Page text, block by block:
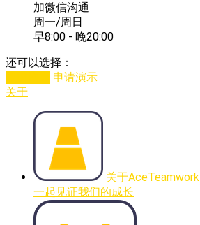
加微信沟通
周一/周日
早8:00 - 晚20:00
还可以选择：
申请演示
关于
关于AceTeamwork
一起见证我们的成长